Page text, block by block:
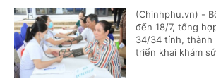
(Chinhphu.vn) -
đến 18/7, tổng
34/34 tỉnh, thành
triển khai khám